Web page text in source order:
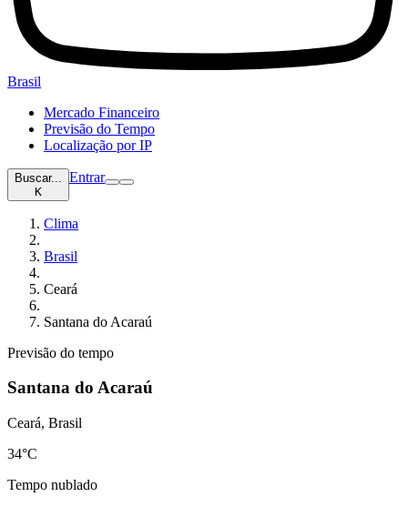
Brasil
Mercado Financeiro
Previsão do Tempo
Localização por IP
Buscar...
K
Entrar
Clima
Brasil
Ceará
Santana do Acaraú
Previsão do tempo
Santana do Acaraú
Ceará, Brasil
34°C
Tempo nublado